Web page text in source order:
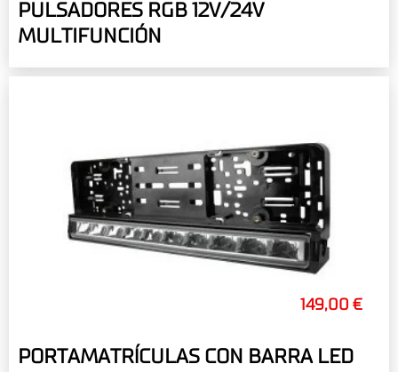
PULSADORES RGB 12V/24V
MULTIFUNCIÓN
149,00 €
PORTAMATRÍCULAS CON BARRA LED